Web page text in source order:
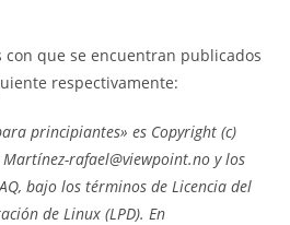
con que se encuentran publicados
respectivamente:
principiantes» es Copyright (c)
rafael@viewpoint.no y los
, bajo lostérminos de Licencia del
de Linux (LPD). En